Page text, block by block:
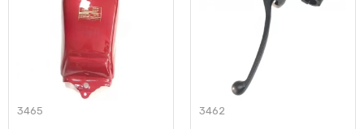
3465 3462